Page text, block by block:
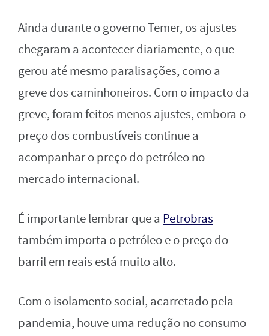
Ainda durante o governo Temer, os ajustes
chegaram a acontecer diariamente, o que
gerou até mesmo paralisações, como a
greve dos caminhoneiros. Com o impacto da
greve, foram feitos menos ajustes, embora o
preço dos combustíveis continue a
acompanhar o preço do petróleo no
mercado internacional.
É importante lembrar que a Petrobras
também importa o petróleo e o preço do
barril em reais está muito alto.
Com o isolamento social, acarretado pela
pandemia, houve uma redução no consumo